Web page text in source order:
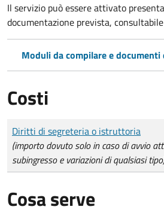
Il servizio può essere attivato
documentazione prevista,
Moduli da compilare e documenti
Costi
Tipo di pagamento
Importo
Diritti di segreteria o istruttoria
(importo dovuto solo in caso di avvio
subingresso e variazioni di qualsiasi
Cosa serve